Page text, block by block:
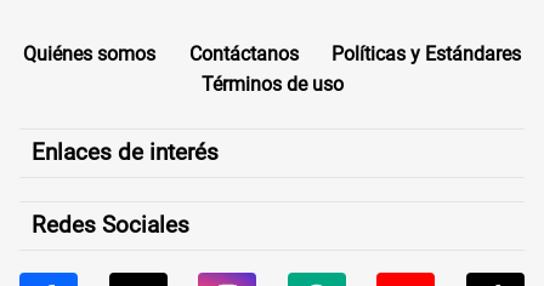
Quiénes somos Contáctanos
Políticas y Estándares
Términos de uso
Enlaces de interés
Redes Sociales